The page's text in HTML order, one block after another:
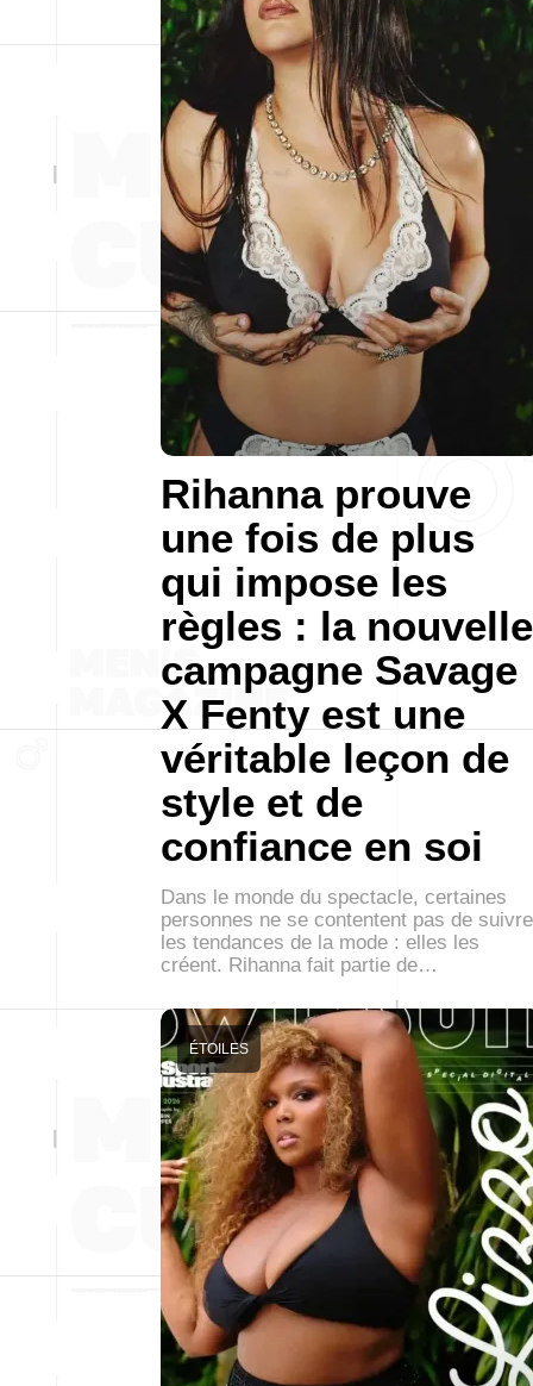
Rihanna prouve
une fois de plus
qui impose les
règles : la nouvelle
campagne Savage
X Fenty est une
véritable leçon de
style et de
confiance en soi
Dans le monde du spectacle, certaines
personnes ne se contentent pas de suivre
les tendances de la mode : elles les
créent. Rihanna fait partie de…
ÉTOILES